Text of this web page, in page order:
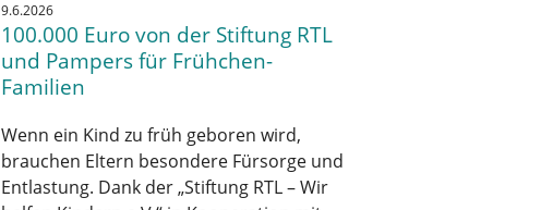
9.6.2026
100.000 Euro von der Stiftung RTL
und Pampers für Frühchen-
Familien
Wenn ein Kind zu früh geboren wird,
brauchen Eltern besondere Fürsorge und
Entlastung. Dank der „Stiftung RTL – Wir